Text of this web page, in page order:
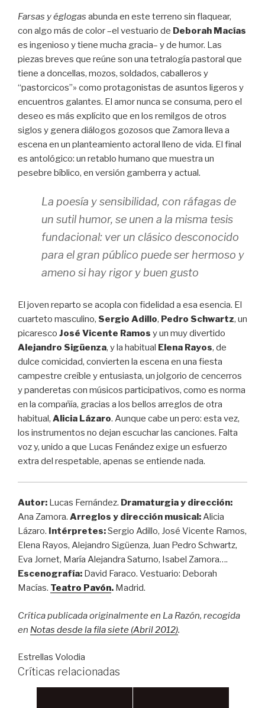
Farsas y églogas abunda en este terreno sin flaquear,
con algo más de color –el vestuario de Deborah Macías
es ingenioso y tiene mucha gracia– y de humor. Las
piezas breves que reúne son una tetralogía pastoral que
tiene a doncellas, mozos, soldados, caballeros y
“pastorcicos”» como protagonistas de asuntos ligeros y
encuentros galantes. El amor nunca se consuma, pero el
deseo es más explícito que en los remilgos de otros
siglos y genera diálogos gozosos que Zamora lleva a
escena en un planteamiento actoral lleno de vida. El final
es antológico: un retablo humano que muestra un
pesebre bíblico, en versión gamberra y actual.
La poesía y sensibilidad, con ráfagas de
un sutil humor, se unen a la misma tesis
fundacional: ver un clásico desconocido
para el gran público puede ser hermoso y
ameno si hay rigor y buen gusto
El joven reparto se acopla con fidelidad a esa esencia. El
cuarteto masculino, Sergio Adillo, Pedro Schwartz, un
picaresco José Vicente Ramos y un muy divertido
Alejandro Sigüenza, y la habitual Elena Rayos, de
dulce comicidad, convierten la escena en una fiesta
campestre creíble y entusiasta, un jolgorio de cencerros
y panderetas con músicos participativos, como es norma
en la compañía, gracias a los bellos arreglos de otra
habitual, Alicia Lázaro. Aunque cabe un pero: esta vez,
los instrumentos no dejan escuchar las canciones. Falta
voz y, unido a que Lucas Fenández exige un esfuerzo
extra del respetable, apenas se entiende nada.
Autor: Lucas Fernández. Dramaturgia y dirección:
Ana Zamora. Arreglos y dirección musical:Alicia
Lázaro. Intérpretes:Sergio Adillo, José Vicente Ramos,
Elena Rayos, Alejandro Sigüenza, Juan Pedro Schwartz,
Eva Jornet, María Alejandra Saturno, Isabel Zamora….
Escenografía: David Faraco. Vestuario: Deborah
Macías. Teatro Pavón. Madrid.
Crítica publicada originalmente en La Razón, recogida
en Notas desde la fila siete (Abril 2012).
Estrellas Volodia
Críticas relacionadas